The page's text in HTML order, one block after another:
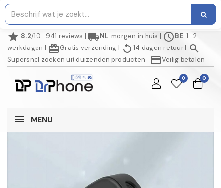
star 8.2/10 · 941 reviews | local_shippingNL: morgen in huis | scheduleBE: 1–2
werkdagen | redeemGratis verzending | replay 14 dagen retour| search
Supersnel zoeken uit duizenden producten | credit_cardVeilig betalen
0 0
MENU